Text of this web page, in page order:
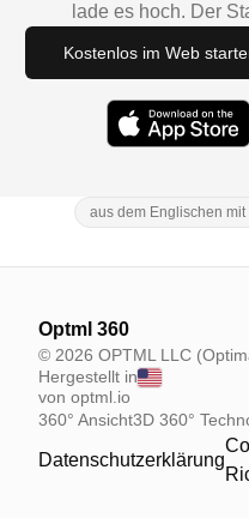
lade es hoch. Der
Kostenlos im Web
aus dem Englischen
Optml 360
© 2026 OPTML LLC
Hergestellt in
von optml.io
360° Ansicht3D 360°
Datenschutzerklärung